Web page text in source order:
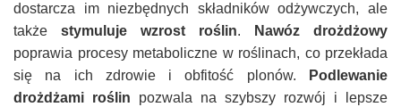
dostarcza im niezbędnych składników odżywczych, ale
także stymuluje wzrost roślin.
Nawóz drożdżowy
poprawia procesy metaboliczne w roślinach, co przekłada
się na ich zdrowie i obfitość plonów.
Podlewanie
drożdżami roślin pozwala na szybszy rozwój i lepsze